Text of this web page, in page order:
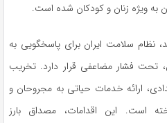
به ویژه زنان و کودکان شده است.
نظام سلامت ایران برای پاسخگویی به
تحت فشار مضاعفی قرار دارد. تخریب
ارائه خدمات حیاتی به مجروحان و
است. این اقدامات، مصداق بارز